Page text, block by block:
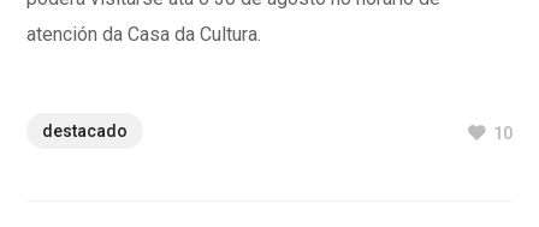
atención da Casa da Cultura.
destacado 10